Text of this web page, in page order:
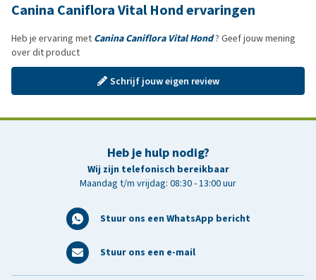
Canina Caniflora Vital Hond ervaringen
Heb je ervaring met Canina Caniflora Vital Hond? Geef jouw mening
over dit product
Schrijf jouw eigen review
Heb je hulp nodig?
Wij zijn telefonisch bereikbaar
Maandag t/m vrijdag: 08:30 - 13:00 uur
Stuur ons een WhatsApp bericht
Stuur ons een e-mail